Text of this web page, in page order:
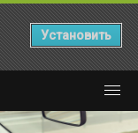
Установить